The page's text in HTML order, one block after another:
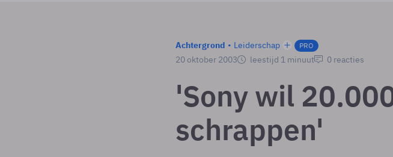
Achtergrond Leiderschap PRO
20 oktober 2003 leestijd 1 minuut 0 reacties
'Sony wil
schrappen'